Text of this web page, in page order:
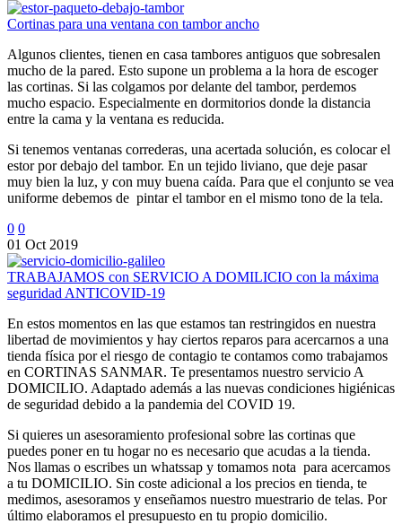
Cortinas para una ventana con tambor ancho
Algunos clientes, tienen en casa tambores antiguos que sobresalen
mucho de la pared. Esto supone un problema a la hora de escoger
las cortinas. Si las colgamos por delante del tambor, perdemos
mucho espacio. Especialmente en dormitorios donde la distancia
entre la cama y la ventana es reducida.
Si tenemos ventanas correderas, una acertada solución, es colocar el
estor por debajo del tambor. En un tejido liviano, que deje pasar
muy bien la luz, y con muy buena caída. Para que el conjunto se vea
uniforme debemos de pintar el tambor en el mismo tono de la tela.
0 0
01 Oct 2019
TRABAJAMOS con SERVICIO A DOMILICIO con la máxima
seguridad ANTICOVID-19
En estos momentos en las que estamos tan restringidos en nuestra
libertad de movimientos y hay ciertos reparos para acercarnos a una
tienda física por el riesgo de contagio te contamos como trabajamos
en CORTINAS SANMAR. Te presentamos nuestro servicio A
DOMICILIO. Adaptado además a las nuevas condiciones higiénicas
de seguridad debido a la pandemia del COVID 19.
Si quieres un asesoramiento profesional sobre las cortinas que
puedes poner en tu hogar no es necesario que acudas a la tienda.
Nos llamas o escribes un whatssap y tomamos nota para acercamos
a tu DOMICILIO. Sin coste adicional a los precios en tienda, te
medimos, asesoramos y enseñamos nuestro muestrario de telas. Por
último elaboramos el presupuesto en tu propio domicilio.